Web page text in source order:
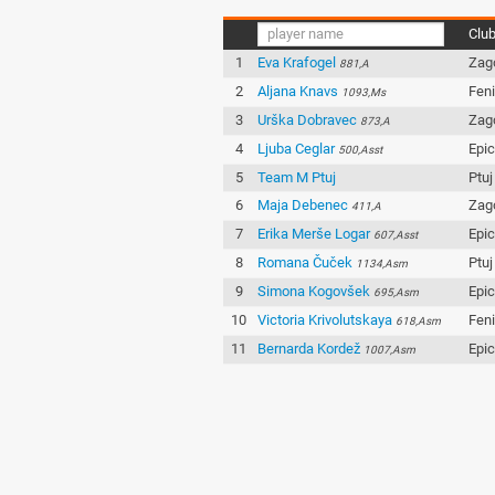
Club
1
Eva Krafogel 881,A
2
Aljana Knavs 1093,Ms
3
Urška Dobravec 873,A
4
Ljuba Ceglar 500,Asst Epic
5
Team M Ptuj Ptuj
6
Maja Debenec 411,A
7
Erika Merše Logar 607,Asst Epic
8
Romana Čuček 1134,Asm Ptuj
9
Simona Kogovšek 695,Asm Epic
10
Victoria Krivolutskaya 618,Asm
11
Bernarda Kordež 1007,Asm Epic